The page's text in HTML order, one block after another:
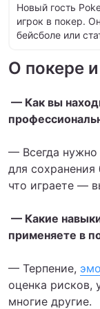
Новый гость
игрок в покер.
бейсболе или
О покере
— Как вы
— Всегда нужно
для сохранения
что играете —
— Какие
применяете в
— Терпение,
оценка рисков,
многие другие.